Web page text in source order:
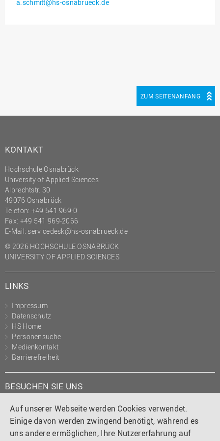
Auf unserer Webseite werden Cookies verwendet.
Einige davon werden zwingend benötigt, während es
uns andere ermöglichen, Ihre Nutzererfahrung auf
Personalrat
Präsidialbüro
Professional School
Projekte des Präsidiums
Projektmanagement Office
(PMO)
Prozessmanagement
Recht
Studium und Lehre
Transfer- und
Innovationsmanagement
a.schmitt@hs-osnabrueck.de
ZUM SEITENANFANG
KONTAKT
Hochschule Osnabrück
University of Applied Sciences
Albrechtstr. 30
49076 Osnabrück
Telefon: +49 541 969-0
Fax: +49 541 969-2066
E-Mail: servicedesk@hs-osnabrueck.de
© 2026 HOCHSCHULE OSNABRÜCK
UNIVERSITY OF APPLIED SCIENCES
LINKS
Impressum
Datenschutz
HS Home
Personensuche
Medienkontakt
Barrierefreiheit
BESUCHEN SIE UNS
Instagram
TiktokLinkedIn
YouTube
Facebook